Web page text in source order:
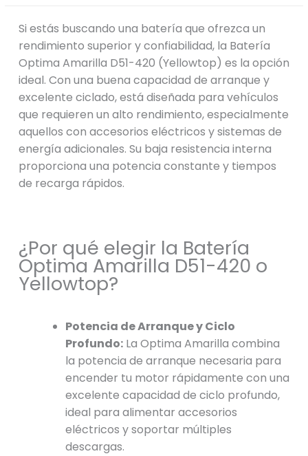
Si estás buscando una batería que ofrezca un
rendimiento superior y confiabilidad, la Batería
Optima Amarilla D51-420 (Yellowtop) es la opción
ideal. Con una buena capacidad de arranque y
excelente ciclado, está diseñada para vehículos
que requieren un alto rendimiento, especialmente
aquellos con accesorios eléctricos y sistemas de
energía adicionales. Su baja resistencia interna
proporciona una potencia constante y tiempos
de recarga rápidos.
¿Por qué elegir la Batería
Optima Amarilla D51-420 o
Yellowtop?
Potencia de Arranque y Ciclo
Profundo: La Optima Amarilla combina
la potencia de arranque necesaria para
encender tu motor rápidamente con una
excelente capacidad de ciclo profundo,
ideal para alimentar accesorios
eléctricos y soportar múltiples
descargas.